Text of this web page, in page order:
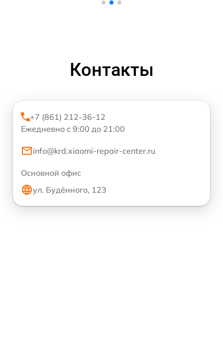
Контакты
+7 (861) 212-36-12
Ежедневно с 9:00 до 21:00
info@krd.xiaomi-repair-center.ru
Основной офис
ул. Будённого, 123